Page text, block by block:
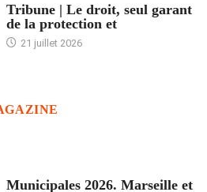
Tribune | Le droit, seul garant
de la protection et
21 juillet 2026
Municipales 2026. Marseille et